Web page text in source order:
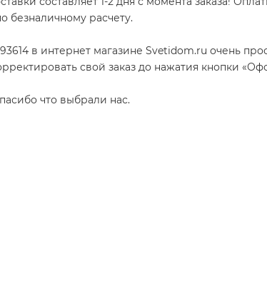
безналичному расчету.
в интернет магазине Svetidom.ru очень
свой заказ до нажатия кнопки
что выбрали нас.